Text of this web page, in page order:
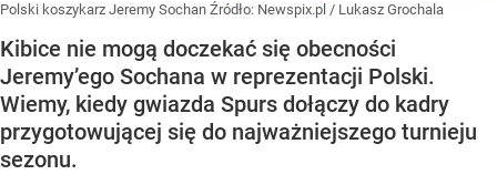
Polski koszykarz Jeremy Sochan Źródło: Newspix.pl / Lukasz Grochala
Kibice nie mogą doczekać się obecności
Jeremy’ego Sochana w reprezentacji Polski.
Wiemy, kiedy gwiazda Spurs dołączy do kadry
przygotowującej się do najważniejszego turnieju
sezonu.